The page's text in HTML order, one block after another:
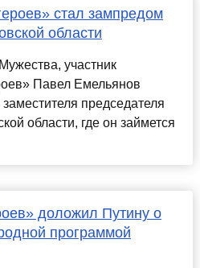
стал зампредом
области
участник
Павел Емельянов
председателя
области, где он займется
доложил Путину о
программой